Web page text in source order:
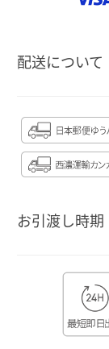
配送について
お引渡し時期